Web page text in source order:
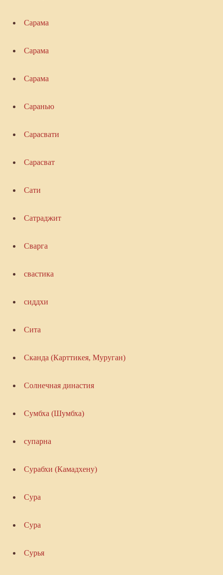
Сарама
Сарама
Сарама
Саранью
Сарасвати
Сарасват
Сати
Сатраджит
Сварга
свастика
сиддхи
Сита
Сканда (Карттикея, Муруган)
Солнечная династия
Сумбха (Шумбха)
супарна
Сурабхи (Камадхену)
Сура
Сура
Сурья